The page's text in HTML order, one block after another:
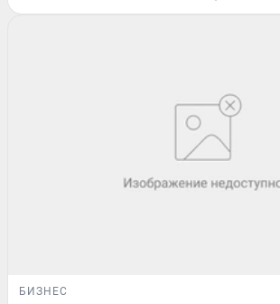
БИЗНЕС